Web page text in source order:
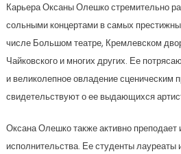
Карьера Оксаны Олешко стремительно
сольными концертами в самых
числе Большом театре, Кремлевском
Чайковского и многих других. Ее
и великолепное овладение сценическим
свидетельствуют о ее выдающихся
Оксана Олешко также активно преподает
исполнительства. Ее студенты